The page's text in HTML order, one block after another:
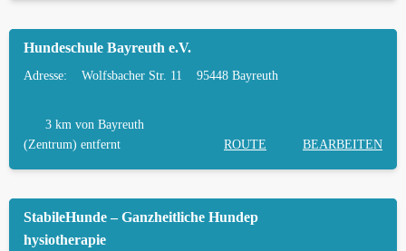
Hundeschule Bayreuth e.V.
Adresse: Wolfsbacher Str. 11 95448 Bayreuth
3 km von Bayreuth
(Zentrum) entfernt
ROUTE BEARBEITEN
StabileHunde – Ganzheitliche Hundep
hysiotherapie